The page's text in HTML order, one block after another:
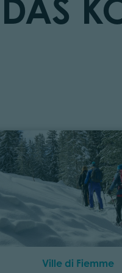
DAS
Ville di Fiemme